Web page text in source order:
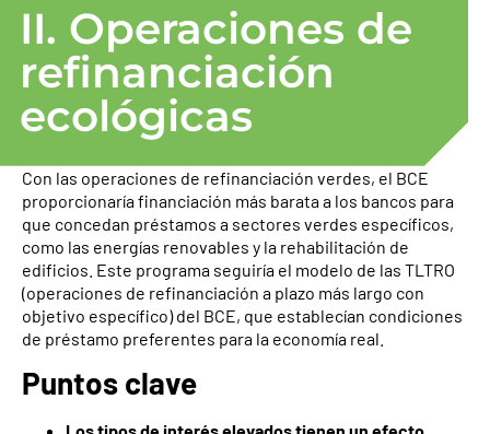
II. Operaciones de
refinanciación
ecológicas
Con las operaciones de refinanciación verdes, el BCE
proporcionaría financiación más barata a los bancos para
que concedan préstamos a sectores verdes específicos,
como las energías renovables y la rehabilitación de
edificios. Este programa seguiría el modelo de las TLTRO
(operaciones de refinanciación a plazo más largo con
objetivo específico) del BCE, que establecían condiciones
de préstamo preferentes para la economía real.
Puntos clave